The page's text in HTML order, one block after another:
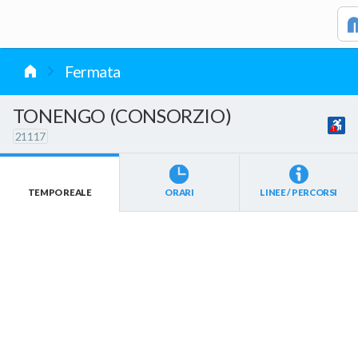
Fermata
TONENGO (CONSORZIO)
21117
TEMPO REALE ORARI LINEE / PERCORSI